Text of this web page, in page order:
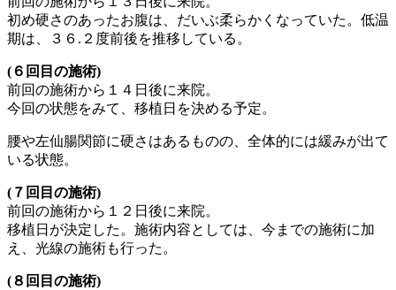
初め硬さのあったお腹は、だいぶ柔らかくなっていた。低温
期は、３６.２度前後を推移している。
(６回目の施術)
前回の施術から１４日後に来院。
今回の状態をみて、移植日を決める予定。
腰や左仙腸関節に硬さはあるものの、全体的には緩みが出て
いる状態。
(７回目の施術)
前回の施術から１２日後に来院。
移植日が決定した。施術内容としては、今までの施術に加
え、光線の施術も行った。
(８回目の施術)